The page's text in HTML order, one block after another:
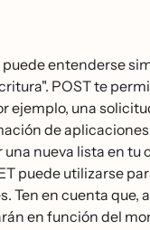
puede entenderse
POST te
ejemplo, una
de
nueva lista en tu
puede utilizarse
Ten en cuenta que,
en función del